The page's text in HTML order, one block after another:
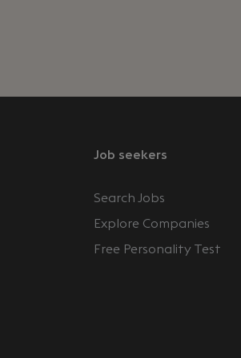
Job seekers
Search Jobs
Explore Companies
Free Personality Test